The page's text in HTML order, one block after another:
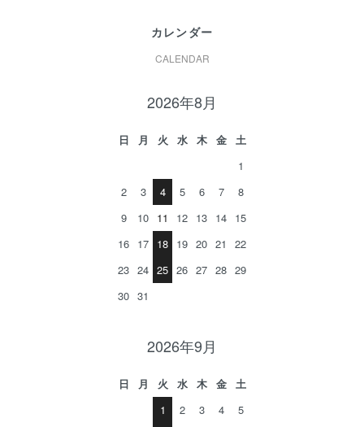
カレンダー
CALENDAR
2026年8月
日 月 火 水 木 金
土
1
2
3 4 5 6 7
8
9
10 11 12 13 14 15
16 17 18 19 20 21
22
23 24 25 26 27 28 29
30 31
2026年9月
日 月 火 水 木 金
土
1
2 3 4
5